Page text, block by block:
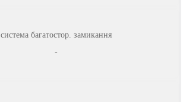
система багатостор. замикання
-